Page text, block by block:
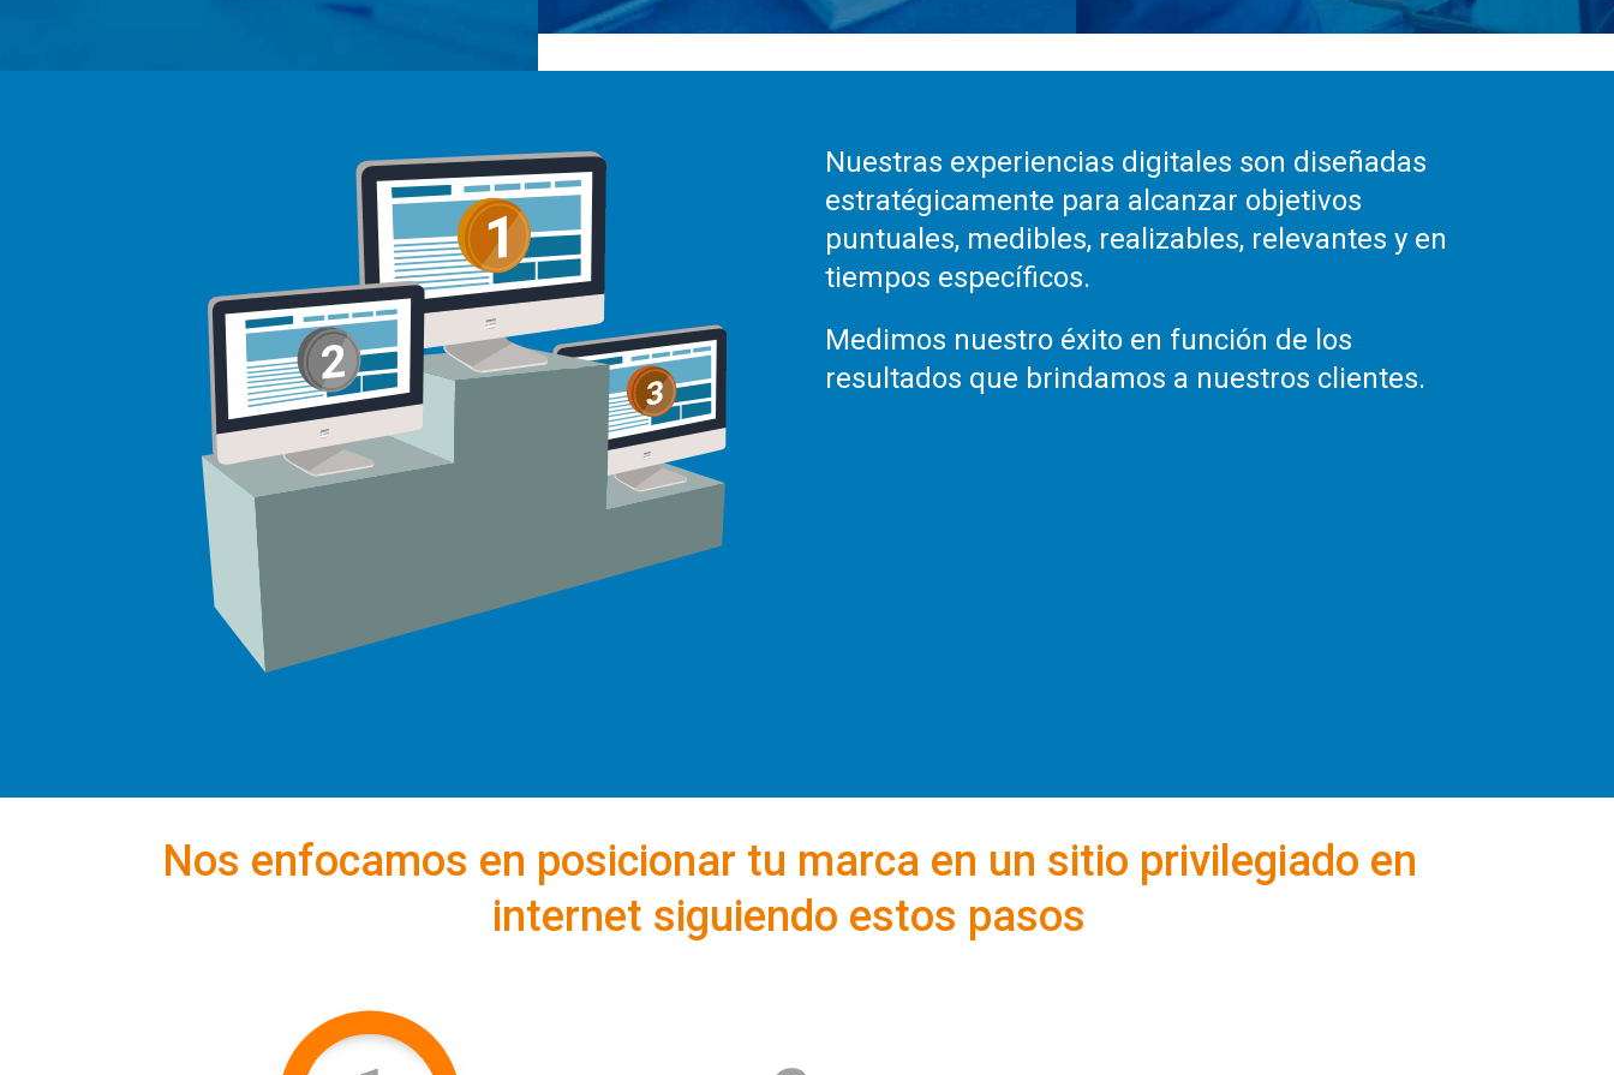
Nuestras experiencias digitales son diseñadas
estratégicamente para alcanzar objetivos
puntuales, medibles, realizables, relevantes y en
tiempos específicos.
Medimos nuestro éxito en función de los
resultados que brindamos a nuestros clientes.
Nos enfocamos en posicionar tu marca en un sitio privilegiado en
internet siguiendo estos pasos